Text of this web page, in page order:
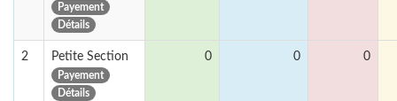
Payement
Détails
2 Petite Section
Payement
Détails
0 0 0